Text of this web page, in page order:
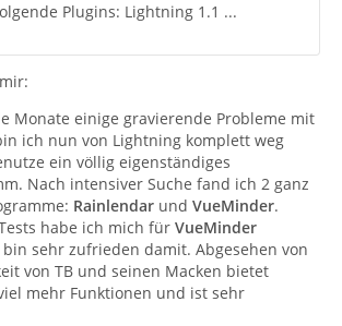
Plugins: Lightning 1.1 ...
Monate einige gravierende Probleme mit
ich nun von Lightning komplett weg
ein völlig eigenständiges
Nach intensiver Suche fand ich 2 ganz
Rainlendar und VueMinder.
habe ich mich für VueMinder
sehr zufrieden damit. Abgesehen von
von TB und seinen Macken bietet
mehr Funktionen und ist sehr